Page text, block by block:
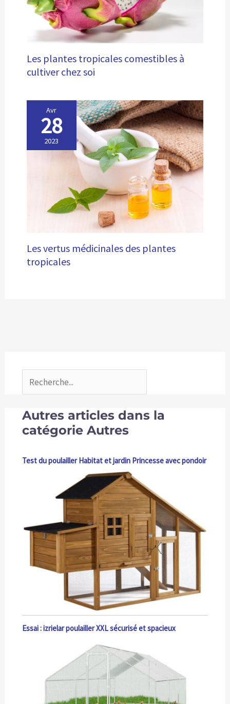
Les plantes tropicales comestibles à
cultiver chez soi
Avr
28
2023
Les vertus médicinales des plantes
tropicales
Autres articles dans la
catégorie Autres
Test du poulailler Habitat et jardin Princesse avec pondoir
Essai : izrielar poulailler XXL sécurisé et spacieux